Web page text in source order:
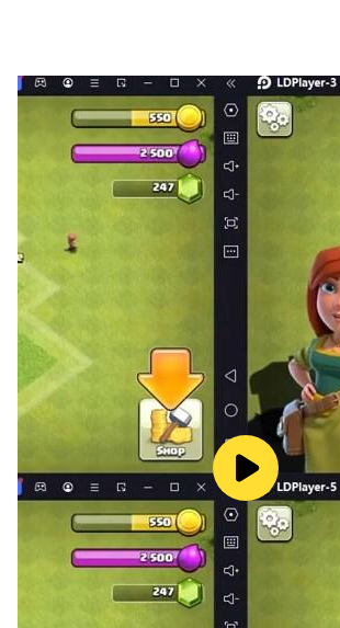
💫 Talent System
อัปเกรดพรสวรรค์ของคุณ ปลดล็อกสกิลทร
เพิ่มความแข็งแกร่งและศักยภาพการเอาชี
กิจกรรมสุดมันส์ไม่ซ้ำกันในแต่ละสัปดาห์!
พร้อมของรางวัลและกติกาใหม่ ๆ ให้คุณไ
เนื่อง!
เอาชีวิตรอด พัฒนา และสร้างตำนานของ
สุดเดือด!
เฉพาะผู้แข็งแกร่งเท่านั้น...ที่จะได้พบความจ